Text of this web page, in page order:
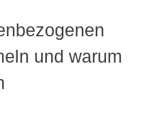
und warum